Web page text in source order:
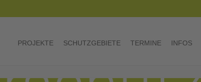
PROJEKTE SCHUTZGEBIETE TERMINE INFOS